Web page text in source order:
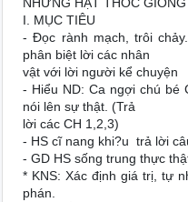
I. MỤC TIÊU
- Đọc rành mạch, trôi
phân biệt lời các nhân
vật với lời người kể chuyện
- Hiểu ND: Ca ngợi chú bé
nói lên sự thật. (Trả
lời các CH 1,2,3)
- HS cĩ nang khi?u trả lời
- GD HS sống trung thực
* KNS: Xác định giá trị, tự
phán.